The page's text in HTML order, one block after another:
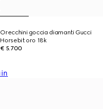
Orecchini goccia diamanti Gucci
Horsebit oro 18k
€ 5.700